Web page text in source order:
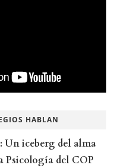
HABLAN
Un iceberg del alma
Psicología del COP